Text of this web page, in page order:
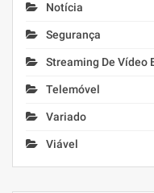
Notícia
Segurança
Streaming De Vídeo
Telemóvel
Variado
Viável